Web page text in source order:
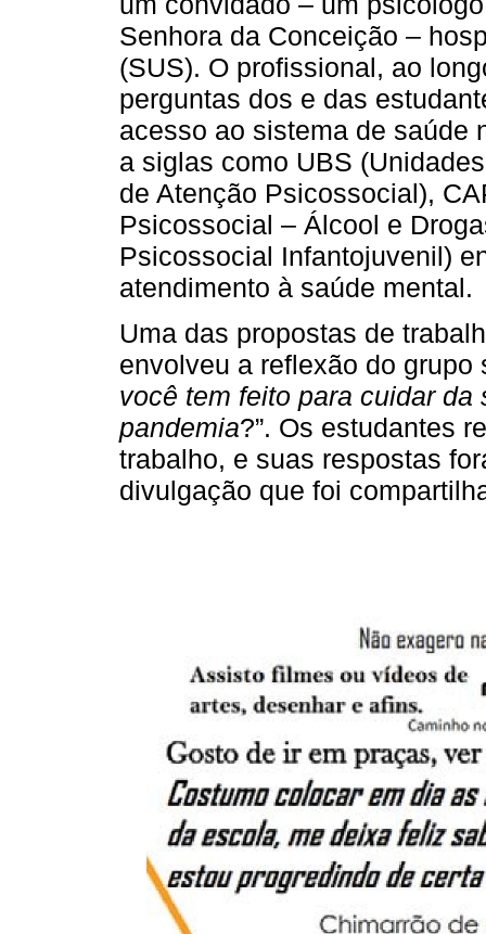
Senhora da Conceição –
(SUS). O profissional, ao
perguntas dos e das
acesso ao sistema de saúde
a siglas como UBS
de Atenção Psicossocial),
Psicossocial – Álcool e
Psicossocial Infantojuvenil)
atendimento à saúde mental.
Uma das propostas de
envolveu a reflexão do grupo
você tem feito para cuidar
pandemia?”. Os estudantes
trabalho, e suas respostas
divulgação que foi